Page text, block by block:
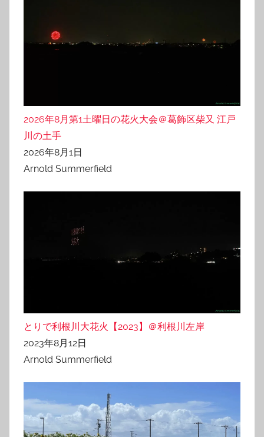
2026年8月第1土曜日の花火大会＠葛飾区柴又 江戸
川の土手
2026年8月1日
Arnold Summerfield
とりで利根川大花火【2023】＠利根川左岸
2023年8月12日
Arnold Summerfield